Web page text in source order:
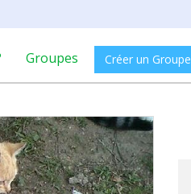
Groupes Créer un Groupe